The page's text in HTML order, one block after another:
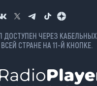
ДОСТУПЕН ЧЕРЕЗ КАБЕЛЬНЫХ
СТРАНЕ НА 11-Й КНОПКЕ.